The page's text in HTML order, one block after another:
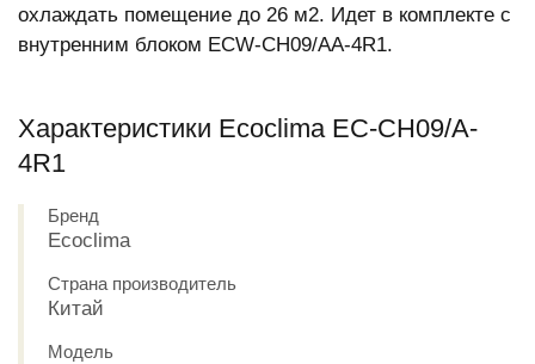
охлаждать помещение до 26 м2. Идет в комплекте с
внутренним блоком ECW-СH09/AA-4R1.
Характеристики Ecoclima EC-CH09/A-
4R1
Бренд
Ecoclima
Страна производитель
Китай
Модель